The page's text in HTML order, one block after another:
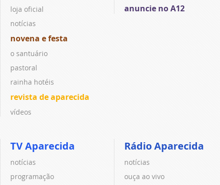
loja oficial
notícias
novena e festa
o santuário
pastoral
rainha hotéis
revista de aparecida
vídeos
anuncie no A12
TV Aparecida
notícias
programação
Rádio Aparecida
notícias
ouça ao vivo